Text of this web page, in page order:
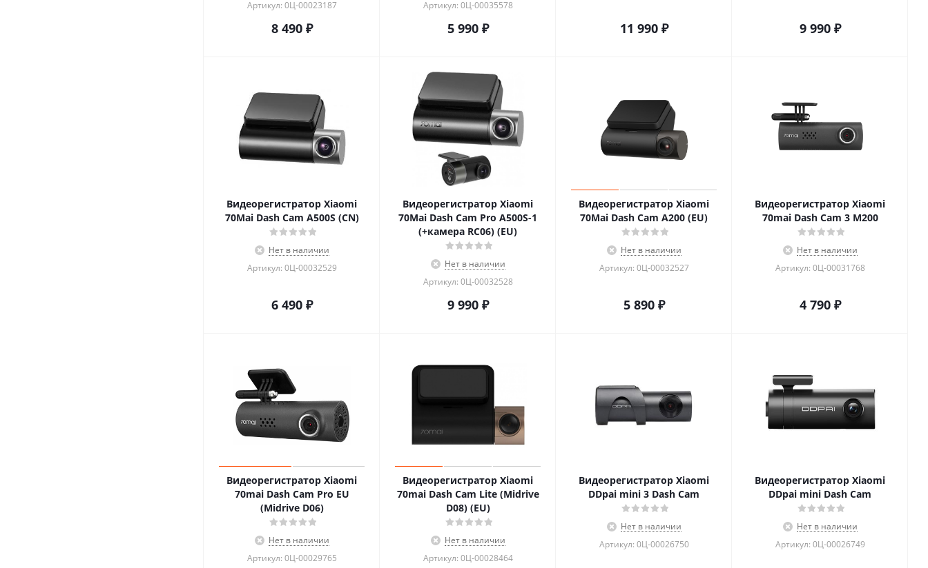
Артикул: 0Ц-00023187
8 490₽
Артикул: 0Ц-00035578
5 990₽ 11 990₽ 9 990₽
Видеорегистратор Xiaomi
70Mai Dash Cam A500S (CN)
Нет в наличии
Артикул: 0Ц-00032529
6 490₽
Видеорегистратор Xiaomi
70Mai Dash Cam Pro A500S-1
(+камера RC06) (EU)
Нет в наличии
Артикул: 0Ц-00032528
9 990₽
Видеорегистратор Xiaomi
70Mai Dash Cam A200 (EU)
Нет в наличии
Артикул: 0Ц-00032527
5 890₽
Видеорегистратор Xiaomi
70mai Dash Cam 3 M200
Нет в наличии
Артикул: 0Ц-00031768
4 790₽
Видеорегистратор Xiaomi
70mai Dash Cam Pro EU
(Midrive D06)
Нет в наличии
Артикул: 0Ц-00029765
Видеорегистратор Xiaomi
70mai Dash Cam Lite (Midrive
D08) (EU)
Нет в наличии
Артикул: 0Ц-00028464
Видеорегистратор Xiaomi
DDpai mini 3 Dash Cam
Нет в наличии
Артикул: 0Ц-00026750
Видеорегистратор Xiaomi
DDpai mini Dash Cam
Нет в наличии
Артикул: 0Ц-00026749